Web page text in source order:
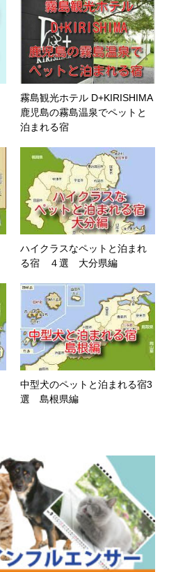
霧島観光ホテル D+KIRISHIMA
鹿児島の霧島温泉でペットと
泊まれる宿
ハイクラスなペットと泊まれ
る宿 ４選 大分県編
中型犬のペットと泊まれる宿3
選 島根県編